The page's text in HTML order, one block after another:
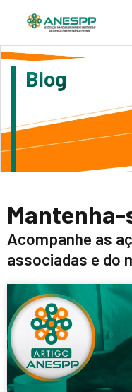
Blog
Acompanhe as
associadas e do